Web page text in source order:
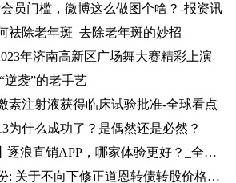
员门槛，微博这么做图个啥？-报资讯
祛除老年斑_去除老年斑的妙招
年济南高新区广场舞大赛精彩上演
逆袭”的老手艺
素注射液获得临床试验批准-全球看点
为什么成功了？是偶然还是必然？
理财APP测评系列丨逐浪直销APP，哪家体验更好？_全球今亮点
今日最新！道恩股份: 关于不向下修正道恩转债转股价格的公告